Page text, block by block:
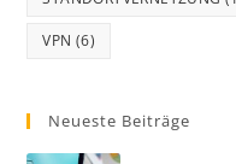
VPN (6)
Neueste Beiträge